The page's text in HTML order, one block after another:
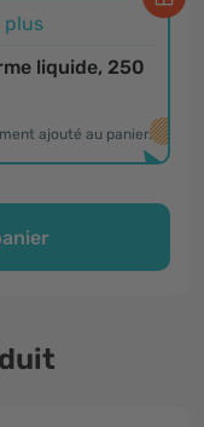
plus
liquide, 250
ajouté au panier.